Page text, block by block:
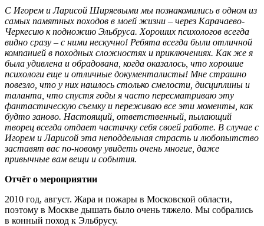
С Игорем и Ларисой Ширяевыми мы познакомились в одном из
самых памятных походов в моей жизни – через Карачаево-
Черкесию к подножию Эльбруса. Хороших психологов всегда
видно сразу – с ними нескучно! Ребята всегда были отличной
компанией в походных сложностях и приключениях. Как же я
была удивлена и обрадована, когда оказалось, что хорошие
психологи еще и отличные документалисты! Мне страшно
повезло, что у них нашлось столько смелости, дисциплины и
таланта, что спустя годы я часто пересматриваю эту
фантастическую съемку и переживаю все эти моменты, как
будто заново. Настоящий, ответственный, пылающий
творец всегда отдает частичку себя своей работе. В случае с
Игорем и Ларисой эта неподдельная страсть и любопытство
заставят вас по-новому увидеть очень многие, даже
привычные вам вещи и события.
Отчёт о мероприятии
2010 год, август. Жара и пожары в Московской области,
поэтому в Москве дышать было очень тяжело. Мы собрались
в конный поход к Эльбрусу.